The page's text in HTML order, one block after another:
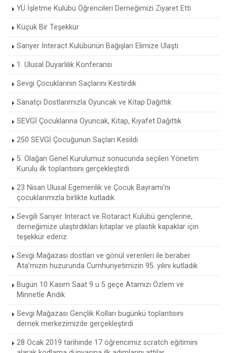
YÜ İşletme Kulübü Öğrencileri Derneğimizi Ziyaret Etti
Küçük Bir Teşekkür
Sarıyer İnteract Kulübünün Bağışları Elimize Ulaştı
1. Ulusal Duyarlılık Konferansı
Sevgi Çocuklarının Saçlarını Kestirdik
Sanatçı Dostlarımızla Oyuncak ve Kitap Dağıttık
SEVGİ Çocuklarına Oyuncak, Kitap, Kıyafet Dağıttık
250 SEVGİ Çocuğunun Saçları Kesildi
5. Olağan Genel Kurulumuz sonucunda seçilen Yönetim
Kurulu ilk toplantısını gerçekleştirdi
23 Nisan Ulusal Egemenlik ve Çocuk Bayramı'nı
çocuklarımızla birlikte kutladık
Sevgili Sarıyer Interact ve Rotaract Kulübü gençlerine,
derneğimize ulaştırdıkları kitaplar ve plastik kapaklar için
teşekkür ederiz
Sevgi Mağazası dostları ve gönül verenleri ile beraber
Ata’mızın huzurunda Cumhuriyetimizin 95. yılını kutladık
Bugün 10 Kasım Saat 9 u 5 geçe Atamızı Özlem ve
Minnetle Andık
Sevgi Mağazası Gençlik Kolları bugünkü toplantısını
dernek merkezimizde gerçekleştirdi
28 Ocak 2019 tarihinde 17 öğrencimiz scratch eğitimini